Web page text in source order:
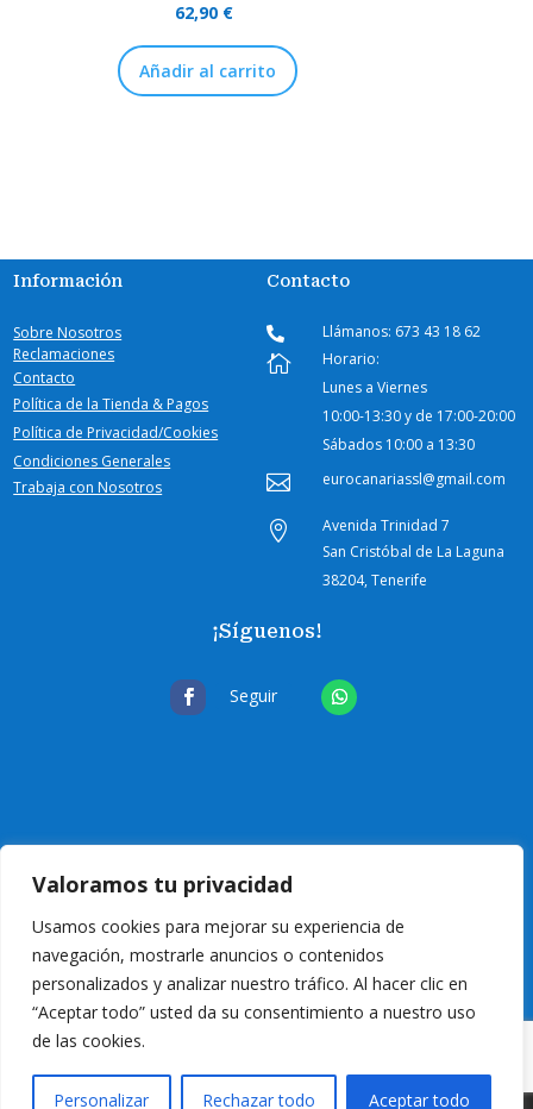
Valoramos tu privacidad
Usamos cookies para mejorar su experiencia de
navegación, mostrarle anuncios o contenidos
personalizados y analizar nuestro tráfico. Al hacer clic en
“Aceptar todo” usted da su consentimiento a nuestro uso
de las cookies.
Personalizar Rechazar todo Aceptar todo
62,90 €
Añadir al carrito
Información
Sobre Nosotros
Reclamaciones
Contacto
Política de la Tienda & Pagos
Política de Privacidad/Cookies
Condiciones Generales
Trabaja con Nosotros
Contacto
 Llámanos: 673 43 18 62

Horario:
Lunes a Viernes
10:00-13:30 y de 17:00-20:00
Sábados 10:00 a 13:30
 eurocanariassl@gmail.com

Avenida Trinidad 7
San Cristóbal de La Laguna
38204, Tenerife
¡Síguenos!
Seguir
© 2024 Eurocanarias Electrodomésticos| Todos los derechos reservados
|